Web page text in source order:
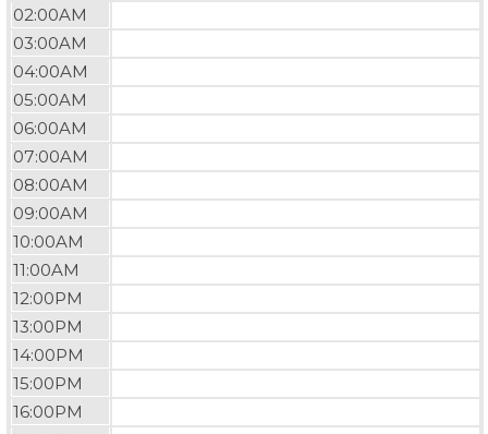
02:00AM
03:00AM
04:00AM
05:00AM
06:00AM
07:00AM
08:00AM
09:00AM
10:00AM
11:00AM
12:00PM
13:00PM
14:00PM
15:00PM
16:00PM